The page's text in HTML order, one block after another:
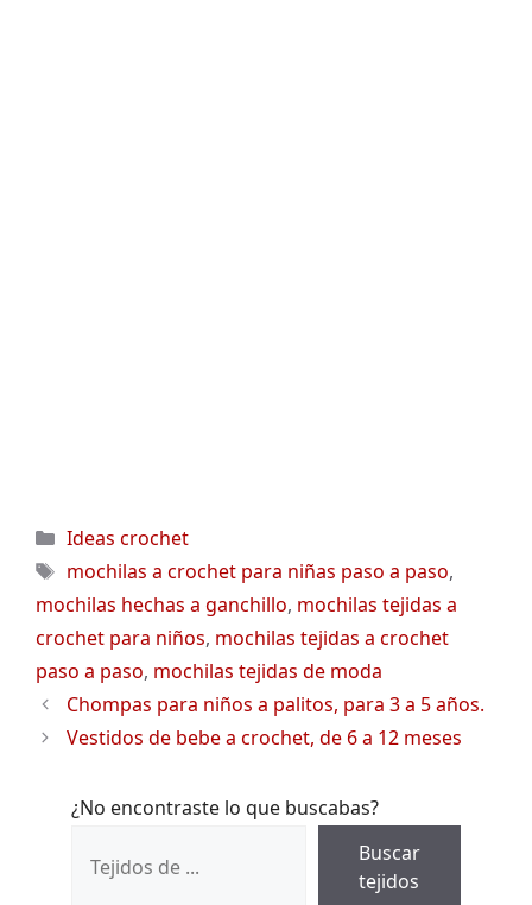
Categorías
Ideas crochet
Etiquetas
mochilas a crochet para niñas paso a paso,
mochilas hechas a ganchillo, mochilas tejidas a
crochet para niños, mochilas tejidas a crochet
paso a paso, mochilas tejidas de moda
Chompas para niños a palitos, para 3 a 5 años.
Vestidos de bebe a crochet, de 6 a 12 meses
¿No encontraste lo que buscabas?
Buscar
tejidos